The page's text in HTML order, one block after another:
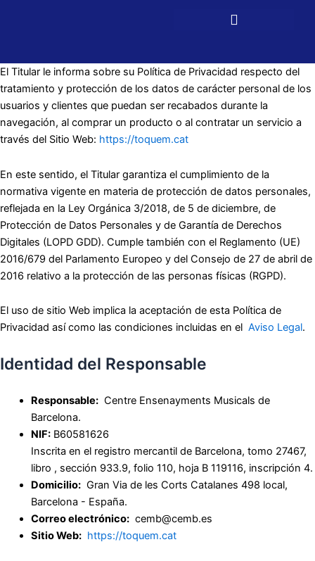
El Titular le informa sobre su Política de Privacidad respecto del
tratamiento y protección de los datos de carácter personal de los
usuarios y clientes que puedan ser recabados durante la
navegación, al comprar un producto o al contratar un servicio a
través del Sitio Web: https://toquem.cat
En este sentido, el Titular garantiza el cumplimiento de la
normativa vigente en materia de protección de datos personales,
reflejada en la Ley Orgánica 3/2018, de 5 de diciembre, de
Protección de Datos Personales y de Garantía de Derechos
Digitales (LOPD GDD). Cumple también con el Reglamento (UE)
2016/679 del Parlamento Europeo y del Consejo de 27 de abril de
2016 relativo a la protección de las personas físicas (RGPD).
El uso de sitio Web implica la aceptación de esta Política de
Privacidad así como las condiciones incluidas en el Aviso Legal.
Identidad del Responsable
Responsable:Centre Ensenayments Musicals de
Barcelona.
NIF:B60581626
Inscrita en el registro mercantil de Barcelona, tomo 27467,
libro , sección 933.9, folio 110, hoja B 119116, inscripción 4.
Domicilio:Gran Via de les Corts Catalanes 498 local,
Barcelona - España.
Correo electrónico:cemb@cemb.es
Sitio Web: https://toquem.cat